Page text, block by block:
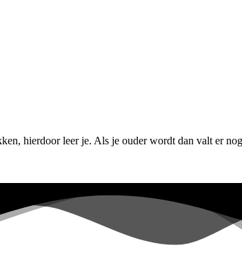
hierdoor leer je. Als je ouder wordt dan valt er